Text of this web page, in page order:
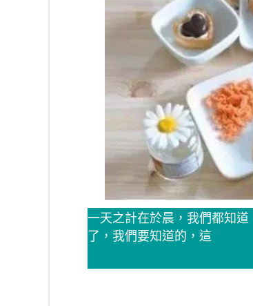
一天之計在於晨，我們都知
了，我們要知道的，這